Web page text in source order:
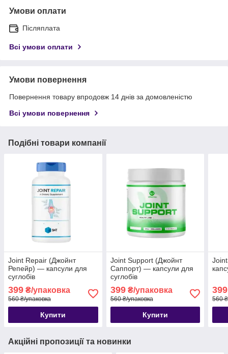
Умови оплати
Післяплата
Всі умови оплати
Умови повернення
Повернення товару впродовж 14 днів за домовленістю
Всі умови повернення
Подібні товари компанії
Joint Repair (Джойнт
Репейр) — капсули для
суглобів
399 ₴/упаковка
560 ₴/упаковка
Купити
Joint Support (Джойнт
Саппорт) — капсули для
суглобів
399₴/упаковка
560 ₴/упаковка
Купити
399
560
Акційні пропозиції та новинки